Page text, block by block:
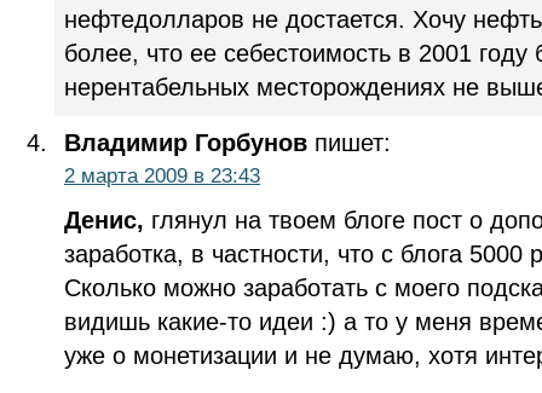
нефтедолларов не достается. Хочу
более, что ее себестоимость в 2001
нерентабельных месторождениях не
Владимир Горбунов пишет:
2 марта 2009 в 23:43
Денис, глянул на твоем блоге пост о
заработка, в частности, что с блога
Сколько можно заработать с моего
видишь какие-то идеи :) а то у меня
уже о монетизации и не думаю, хотя